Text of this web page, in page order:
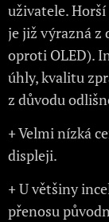
uživatele.
je již výrazná z
oproti OLED).
úhly, kvalitu
z důvodu
+Velmi nízká
displeji.
+U většiny
přenosu